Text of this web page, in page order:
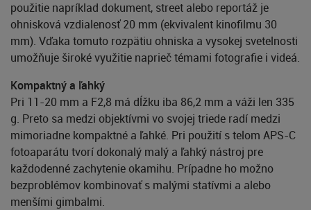
použitie napríklad dokument, street alebo reportáž je
ohnisková vzdialenosť 20 mm (ekvivalent kinofilmu 30
mm). Vďaka tomuto rozpätiu ohniska a vysokej svetelnosti
umožňuje široké využitie naprieč témami fotografie i videá.
Kompaktný a ľahký
Pri 11-20 mm a F2,8 má dĺžku iba 86,2 mm a váži len 335
g. Preto sa medzi objektívmi vo svojej triede radí medzi
mimoriadne kompaktné a ľahké. Pri použití s telom APS-C
fotoaparátu tvorí dokonalý malý a ľahký nástroj pre
každodenné zachytenie okamihu. Prípadne ho možno
bezproblémov kombinovať s malými statívmi a alebo
menšími gimbalmi.